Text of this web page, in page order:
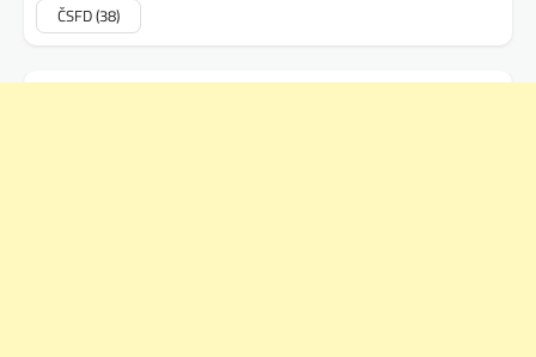
ČSFD(38)